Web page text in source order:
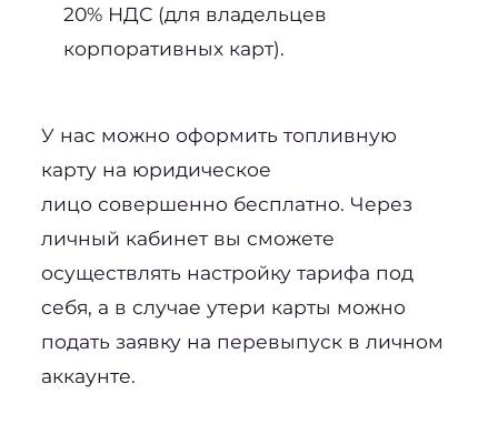
20% НДС (для владельцев
корпоративных карт).
У нас можно оформить топливную
карту на юридическое
лицо совершенно бесплатно. Через
личный кабинет вы сможете
осуществлять настройку тарифа под
себя, а в случае утери карты можно
подать заявку на перевыпуск в личном
аккаунте.